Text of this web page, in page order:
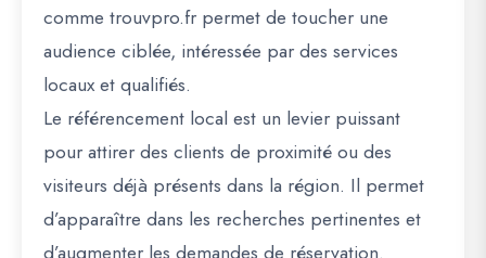
comme trouvpro.fr permet de toucher une
audience ciblée, intéressée par des services
locaux et qualifiés.
Le référencement local est un levier puissant
pour attirer des clients de proximité ou des
visiteurs déjà présents dans la région. Il permet
d’apparaître dans les recherches pertinentes et